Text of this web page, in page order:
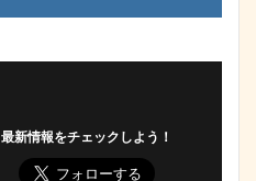
最新情報をチェックしよう！